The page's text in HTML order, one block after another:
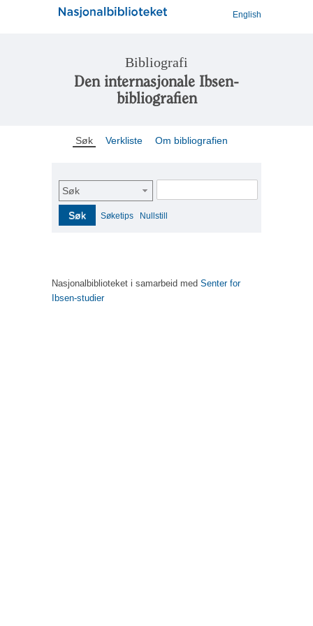
English
Bibliografi
Den internasjonale Ibsen-
bibliografien
Søk Verkliste Om bibliografien
Søk
Søk Søketips Nullstill
Nasjonalbiblioteket i samarbeid med Senter for
Ibsen-studier